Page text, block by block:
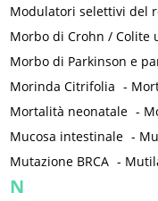
Modulatori selettivi del
Morbo di Crohn / Colite
Morbo di Parkinson e
Morinda Citrifolia -
Mortalità neonatale -
Mucosa intestinale -
Mutazione BRCA -
N